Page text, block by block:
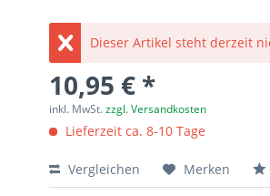
Dieser Artikel steht derzeit
10,95 € *
inkl. MwSt.zzgl. Versandkosten
Lieferzeit ca. 8-10 Tage
Vergleichen Merken